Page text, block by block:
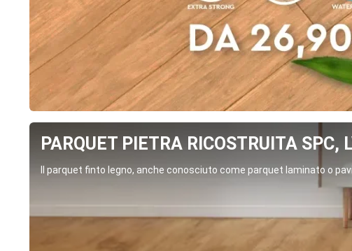
PARQUET PIETRA RICOSTRUITA SPC,
Il parquet finto legno, anche conosciuto come parquet laminato o